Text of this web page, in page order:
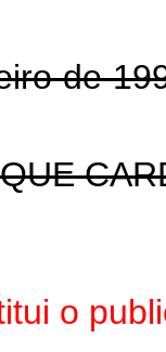
de
o